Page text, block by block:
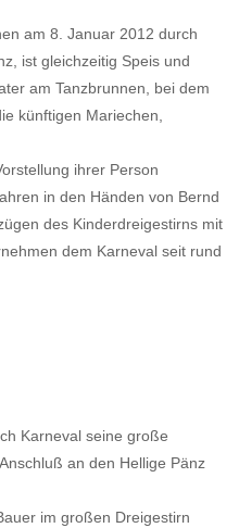
am 8. Januar 2012 durch
ist gleichzeitig Speis und
am Tanzbrunnen, bei dem
künftigen Mariechen,
ihrer Person
in den Händen von Bernd
des Kinderdreigestirns mit
dem Karneval seit rund
Karneval seine große
an den Hellige Pänz
im großen Dreigestirn